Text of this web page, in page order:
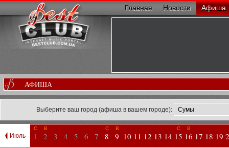
Главная Новости Афиша
АФИША
Выберите ваш город (афиша в вашем городе):
Июль
С
1
В
2 3 4 5 6 7
С
8
В
9 10 11 12 13 14
С
15
В
16 17 18 19